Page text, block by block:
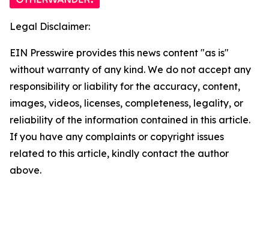
Legal Disclaimer:
EIN Presswire provides this news content "as is"
without warranty of any kind. We do not accept any
responsibility or liability for the accuracy, content,
images, videos, licenses, completeness, legality, or
reliability of the information contained in this article.
If you have any complaints or copyright issues
related to this article, kindly contact the author
above.